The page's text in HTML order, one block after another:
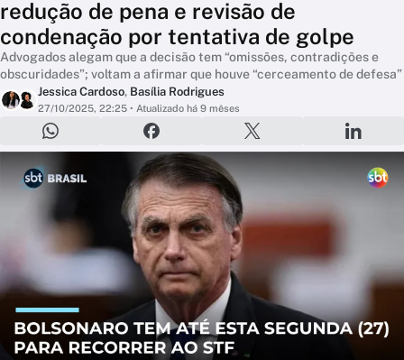
redução de pena e revisão de
condenação por tentativa de golpe
Advogados alegam que a decisão tem “omissões, contradições e
obscuridades”; voltam a afirmar que houve “cerceamento de defesa”
Jessica Cardoso, Basília Rodrigues
27/10/2025, 22:25 • Atualizado há 9 mêses